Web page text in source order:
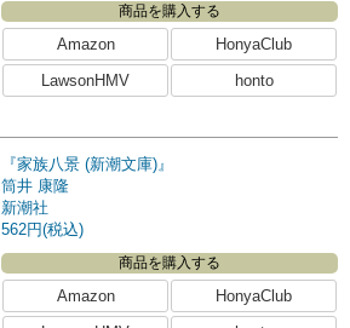
商品を購入する
Amazon
HonyaClub
LawsonHMV
honto
『家族八景 (新潮文庫)』
筒井 康隆
新潮社
562円(税込)
商品を購入する
Amazon
HonyaClub